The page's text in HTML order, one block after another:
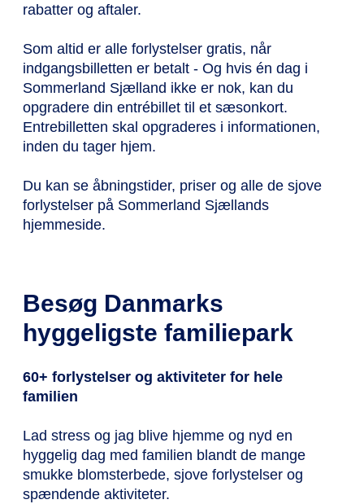
rabatter og aftaler.
Som altid er alle forlystelser gratis, når
indgangsbilletten er betalt - Og hvis én dag i
Sommerland Sjælland ikke er nok, kan du
opgradere din entrébillet til et sæsonkort.
Entrebilletten skal opgraderes i informationen,
inden du tager hjem.
Du kan se åbningstider, priser og alle de sjove
forlystelser på Sommerland Sjællands
hjemmeside.
Besøg Danmarks
hyggeligste familiepark
60+ forlystelser og aktiviteter for hele
familien
Lad stress og jag blive hjemme og nyd en
hyggelig dag med familien blandt de mange
smukke blomsterbede, sjove forlystelser og
spændende aktiviteter.